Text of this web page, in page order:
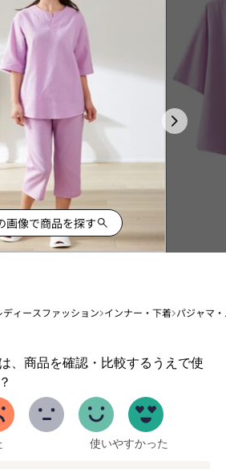
画像で商品を探す
ディースファッション インナー・下着 パジャマ
、商品を確認・比較するうえで使
使いやすかった